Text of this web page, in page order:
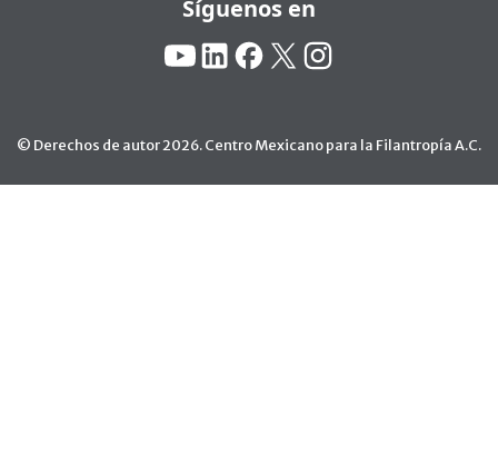
Síguenos en
YouTube
LinkedinFacebook
X Instagram
© Derechos de autor 2026. Centro Mexicano para la Filantropía A.C.